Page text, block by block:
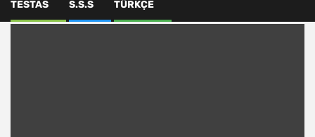
TESTAS S.S.S TÜRKÇE